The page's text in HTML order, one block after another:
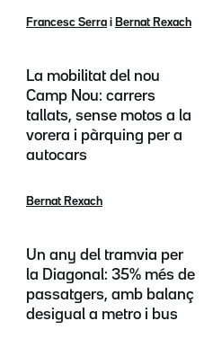
Francesc Serra i Bernat Rexach
La mobilitat del nou
Camp Nou: carrers
tallats, sense motos a la
vorera i pàrquing per a
autocars
Bernat Rexach
Un any del tramvia per
la Diagonal: 35% més de
passatgers, amb balanç
desigual a metro i bus